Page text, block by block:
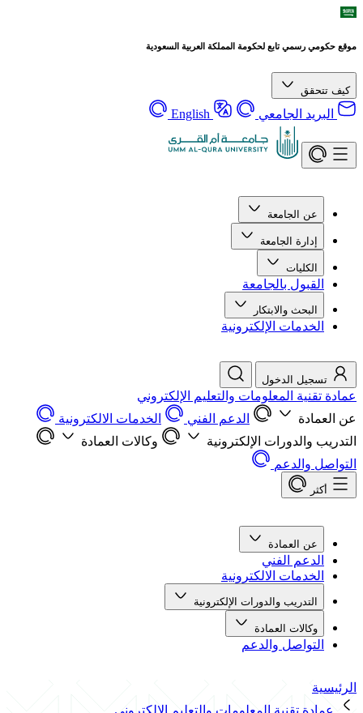
موقع حكومي رسمي تابع لحكومة المملكة العربية السعودية
كيف تتحقق
البريد الجامعي English
عن الجامعة
إدارة الجامعة
الكليات
القبول بالجامعة
البحث والابتكار
الخدمات الإلكترونية
تسجيل الدخول
عمادة تقنية المعلومات والتعليم الإلكتروني
عن العمادة
الدعم الفني
الخدمات الالكترونية
التدريب والدورات الإلكترونية
وكالات العمادة
التواصل والدعم
أكثر
عن العمادة
الدعم الفني
الخدمات الالكترونية
التدريب والدورات الإلكترونية
وكالات العمادة
التواصل والدعم
الرئيسية
عمادة تقنية المعلومات والتعليم الإلكتروني